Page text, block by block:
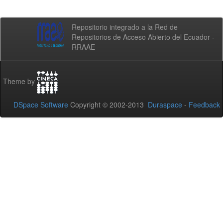
Repositorio integrado a la Red de
Repositorios de Acceso Abierto del Ecuador -
RRAAE
Theme by
DSpace Software Copyright © 2002-2013 Duraspace - Feedback